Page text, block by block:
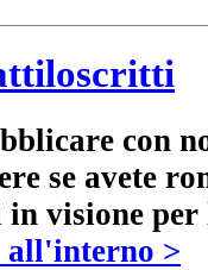
con
se avete
in visione
all'interno >